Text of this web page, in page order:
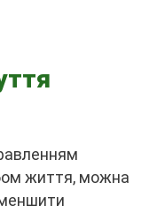
життя, можна